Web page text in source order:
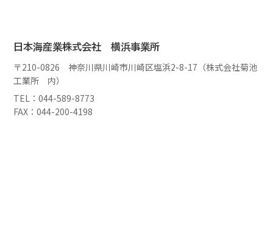
日本海産業株式会社 横浜事業所
〒210-0826 神奈川県川崎市川崎区塩浜2-8-17（株式会社菊池
工業所 内）
TEL：044-589-8773
FAX：044-200-4198